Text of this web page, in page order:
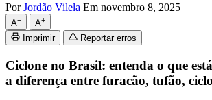
PorJordão Vilela Em novembro 8, 2025
A− A+
Imprimir Reportar erros
Ciclone no Brasil: entenda o que
a diferença entre furacão, tufão,